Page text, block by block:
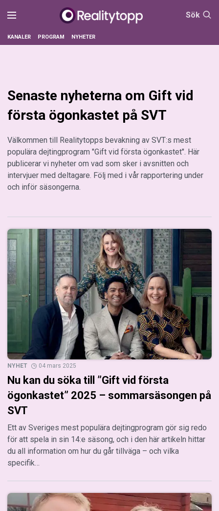
Sök
KANALER PROGRAM NYHETER
Senaste nyheterna om Gift vid
första ögonkastet på SVT
Välkommen till Realitytopps bevakning av SVT:s mest
populära dejtingprogram "Gift vid första ögonkastet". Här
publicerar vi nyheter om vad som sker i avsnitten och
intervjuer med deltagare. Följ med i vår rapportering under
och inför säsongerna.
NYHET 04 mars 2025
Nu kan du söka till ”Gift vid första
ögonkastet” 2025 – sommarsäsongen på
SVT
Ett av Sveriges mest populära dejtingprogram gör sig redo
för att spela in sin 14:e säsong, och i den här artikeln hittar
du all information om hur du går tillväga – och vilka
specifik…